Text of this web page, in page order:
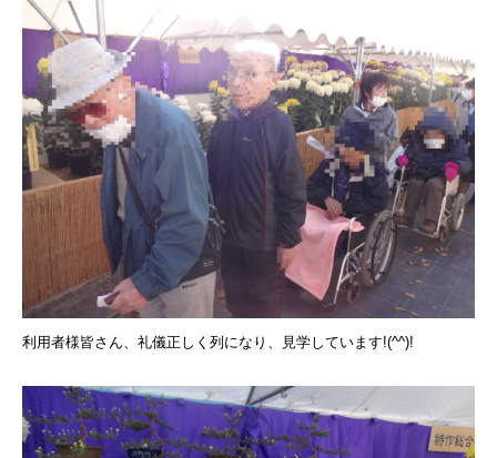
利用者様皆さん、礼儀正しく列になり、見学しています!(^^)!